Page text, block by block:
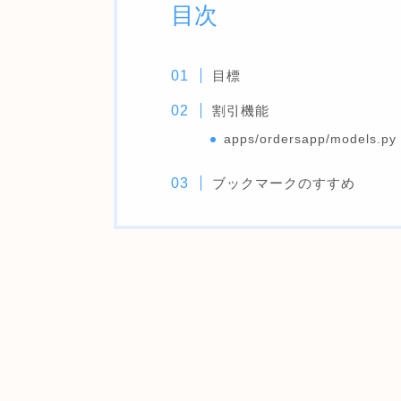
目次
目標
割引機能
apps/ordersapp/models.py
ブックマークのすすめ